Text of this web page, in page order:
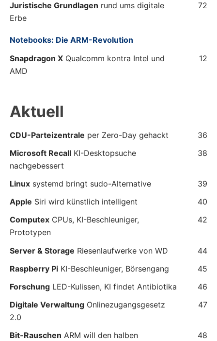
Juristische Grundlagen rund ums digitale
Erbe
72
Notebooks: Die ARM-Revolution
Snapdragon X Qualcomm kontra Intel und
AMD
12
Aktuell
CDU-Parteizentrale per Zero-Day gehackt
36
Microsoft Recall KI-Desktopsuche
nachgebessert
38
Linux systemd bringt sudo-Alternative
39
Apple Siri wird künstlich intelligent
40
Computex CPUs, KI-Beschleuniger,
Prototypen
42
Server & Storage Riesenlaufwerke von WD
44
Raspberry Pi KI-Beschleuniger, Börsengang
45
Forschung LED-Kulissen, KI findet Antibiotika
46
Digitale Verwaltung Onlinezugangsgesetz
2.0
47
Bit-Rauschen ARM will den halben
48